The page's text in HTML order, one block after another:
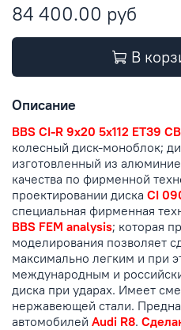
84 400.00 руб
В
Описание
BBS CI-R 9x20 5x112 ET39
колесный диск-моноблок;
изготовленный из
качества по фирменной
проектировании диска CI
специальная фирменная
BBS FEM analysis; которая
моделирования позволяет
максимально легким и при
международным и
диска при ударах. Имеет
нержавеющей стали.
автомобилей Audi R8.